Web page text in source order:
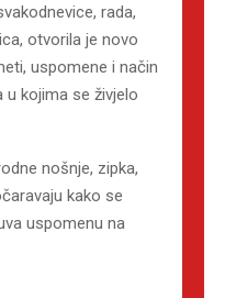
rada,
otvorila je novo
uspomene i način
u kojima se živjelo
nošnje, zipka,
kako se
uspomenu na